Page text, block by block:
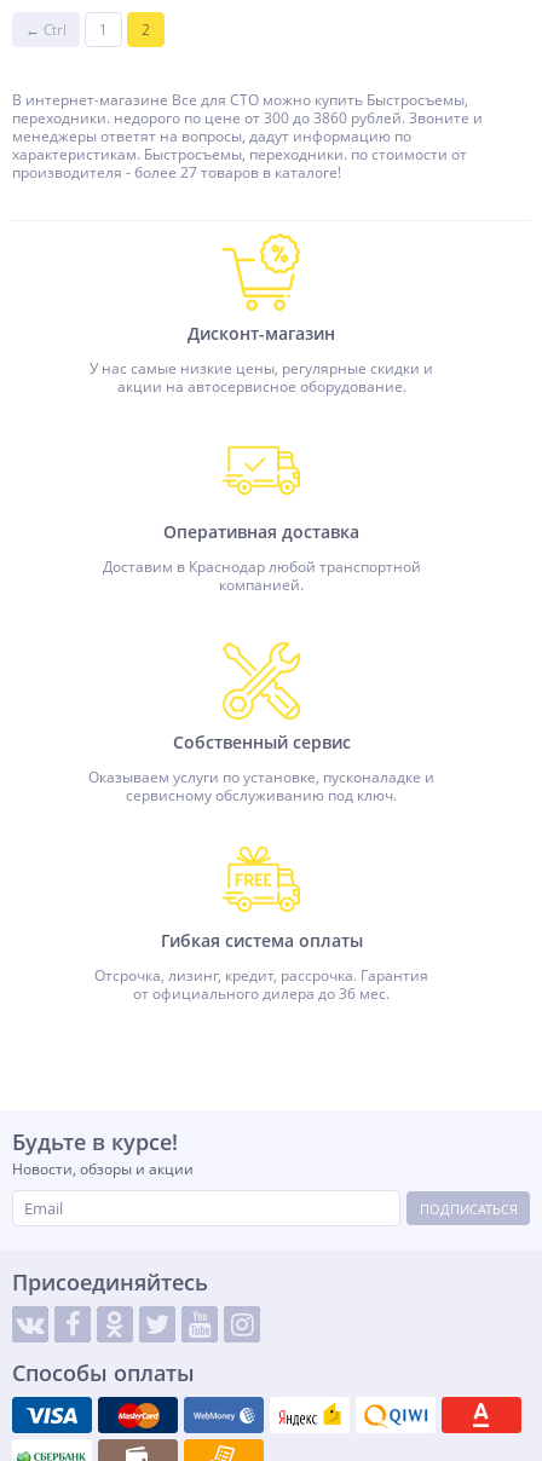
← Ctrl 1 2
В интернет-магазине Все для СТО можно купить Быстросъемы,
переходники. недорого по цене от 300 до 3860 рублей. Звоните и
менеджеры ответят на вопросы, дадут информацию по
характеристикам. Быстросъемы, переходники. по стоимости от
производителя - более 27 товаров в каталоге!
Дисконт-магазин
У нас самые низкие цены, регулярные скидки и
акции на автосервисное оборудование.
Оперативная доставка
Доставим в Краснодар любой транспортной
компанией.
Собственный сервис
Оказываем услуги по установке, пусконаладке и
сервисному обслуживанию под ключ.
Гибкая система оплаты
Отсрочка, лизинг, кредит, рассрочка. Гарантия
от официального дилера до 36 мес.
Будьте в курсе!
Новости, обзоры и акции
ПОДПИСАТЬСЯ
Присоединяйтесь
Способы оплаты